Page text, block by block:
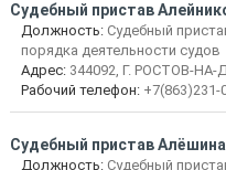
Судебный пристав
Должность:Судебный
порядка деятельности судов
Адрес:344092, Г. РОСТОВ-
Рабочий телефон:+7(863)231-
Судебный пристав
Должность:Судебный